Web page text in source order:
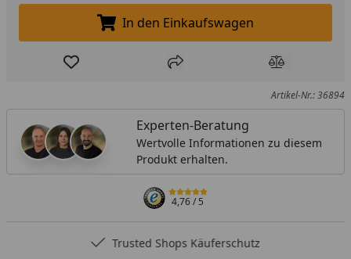
In den Einkaufswagen legen
In den Einkaufswagen
Produkt zur Wunschliste hinzufügen
Teilen Produkt
Artikel-Nr.: 36894
Experten-Beratung
Wertvolle Informationen zu diesem
Produkt erhalten.
4,76/ 5
Trusted Shops Käuferschutz